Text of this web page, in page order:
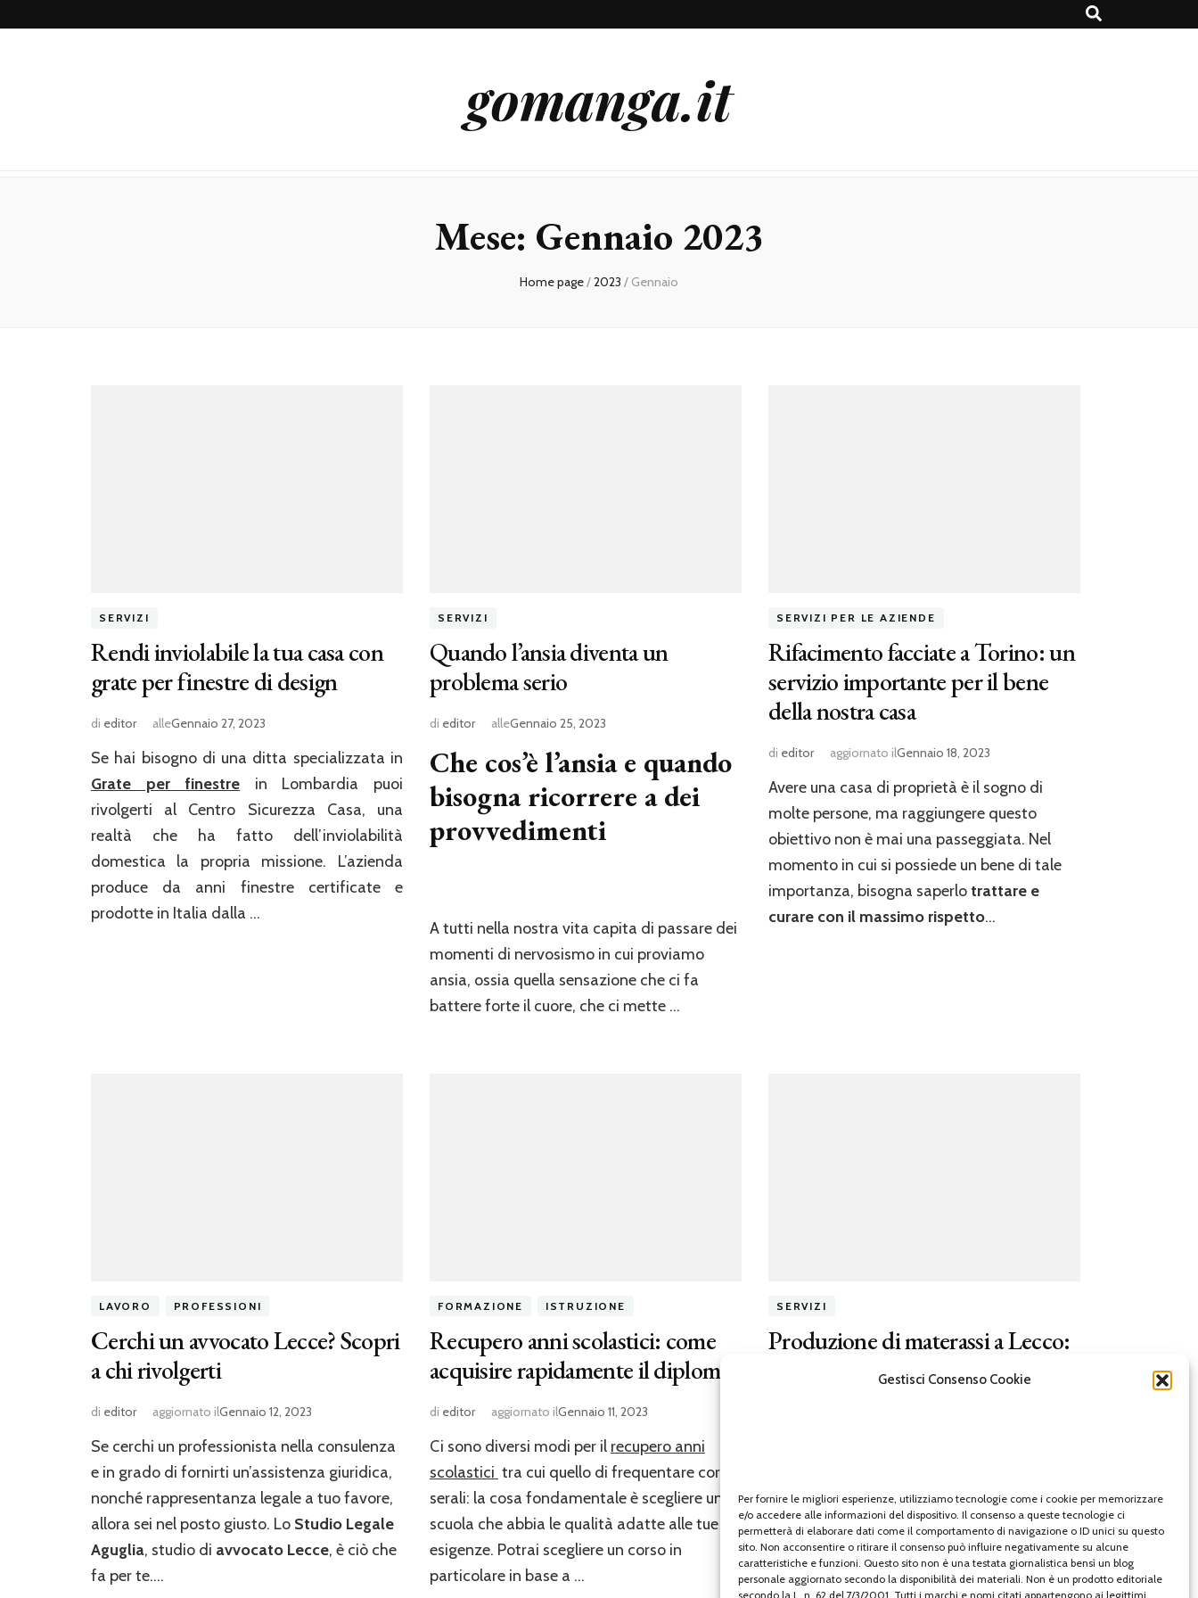
Gestisci Consenso Cookie
Per fornire le migliori esperienze, utilizziamo tecnologie come i cookie per memorizzare
e/o accedere alle informazioni del dispositivo. Il consenso a queste tecnologie ci
permetterà di elaborare dati come il comportamento di navigazione o ID unici su questo
sito. Non acconsentire o ritirare il consenso può influire negativamente su alcune
caratteristiche e funzioni. Questo sito non è una testata giornalistica bensì un blog
personale aggiornato secondo la disponibilità dei materiali. Non è un prodotto editoriale
secondo la L. n. 62 del 7/3/2001. Tutti i marchi e nomi citati appartengono ai legittimi
gomanga.it
Mese: Gennaio 2023
Home page/2023 / Gennaio
SERVIZI
Rendi inviolabile la tua casa con
grate per finestre di design
di editor alleGennaio 27, 2023
Se hai bisogno di una ditta specializzata in
Grate per finestre in Lombardia puoi
rivolgerti al Centro Sicurezza Casa, una
realtà che ha fatto dell’inviolabilità
domestica la propria missione. L’azienda
produce da anni finestre certificate e
prodotte in Italia dalla …
SERVIZI
Quando l’ansia diventa un
problema serio
di editor alleGennaio 25, 2023
Che cos’è l’ansia e quando
bisogna ricorrere a dei
provvedimenti
A tutti nella nostra vita capita di passare dei
momenti di nervosismo in cui proviamo
ansia, ossia quella sensazione che ci fa
battere forte il cuore, che ci mette …
SERVIZI PER LE AZIENDE
Rifacimento facciate a Torino: un
servizio importante per il bene
della nostra casa
di editor aggiornato ilGennaio 18, 2023
Avere una casa di proprietà è il sogno di
molte persone, ma raggiungere questo
obiettivo non è mai una passeggiata. Nel
momento in cui si possiede un bene di tale
importanza, bisogna saperlotrattare e
curare con il massimo rispetto…
LAVORO PROFESSIONI
Cerchi un avvocato Lecce? Scopri
a chi rivolgerti
di editor aggiornato ilGennaio 12, 2023
Se cerchi un professionista nella consulenza
e in grado di fornirti un’assistenza giuridica,
nonché rappresentanza legale a tuo favore,
allora sei nel posto giusto. Lo Studio Legale
Aguglia, studio di avvocato Lecce, è ciò che
fa per te.…
FORMAZIONE ISTRUZIONE
Recupero anni scolastici: come
acquisire rapidamente il diploma
di editor aggiornato ilGennaio 11, 2023
Ci sono diversi modi per il recupero anni
scolastici tra cui quello di frequentare corsi
serali: la cosa fondamentale è scegliere una
scuola che abbia le qualità adatte alle tue
esigenze. Potrai scegliere un corso in
particolare in base a …
SERVIZI
Produzione di materassi a Lecco:
materassi, che possono essere utilizzati per
scopi residenziali, commerciali o industriali. Il
processo di produzione inizia tipicamente
con la selezione dei materiali giusti, che